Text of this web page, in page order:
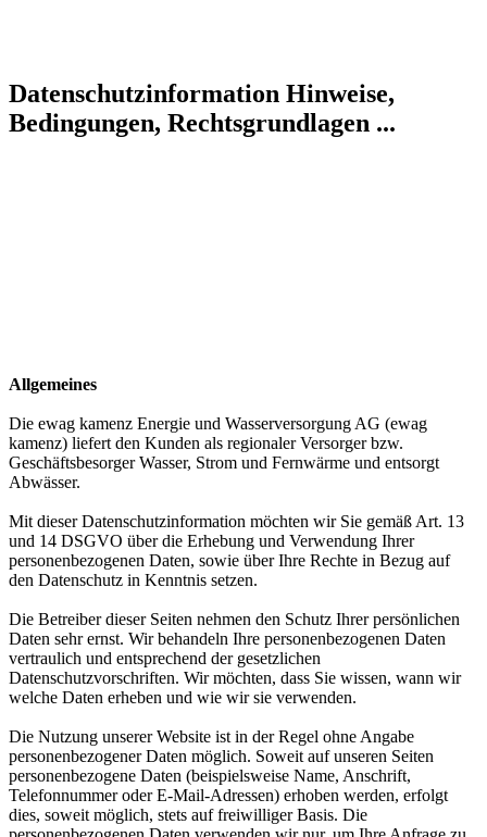
Datenschutzinformation Hinweise,
Bedingungen, Rechtsgrundlagen ...
Allgemeines
Die ewag kamenz Energie und Wasserversorgung AG (ewag
kamenz) liefert den Kunden als regionaler Versorger bzw.
Geschäftsbesorger Wasser, Strom und Fernwärme und entsorgt
Abwässer.
Mit dieser Datenschutzinformation möchten wir Sie gemäß Art. 13
und 14 DSGVO über die Erhebung und Verwendung Ihrer
personenbezogenen Daten, sowie über Ihre Rechte in Bezug auf
den Datenschutz in Kenntnis setzen.
Die Betreiber dieser Seiten nehmen den Schutz Ihrer persönlichen
Daten sehr ernst. Wir behandeln Ihre personenbezogenen Daten
vertraulich und entsprechend der gesetzlichen
Datenschutzvorschriften. Wir möchten, dass Sie wissen, wann wir
welche Daten erheben und wie wir sie verwenden.
Die Nutzung unserer Website ist in der Regel ohne Angabe
personenbezogener Daten möglich. Soweit auf unseren Seiten
personenbezogene Daten (beispielsweise Name, Anschrift,
Telefonnummer oder E-Mail-Adressen) erhoben werden, erfolgt
dies, soweit möglich, stets auf freiwilliger Basis. Die